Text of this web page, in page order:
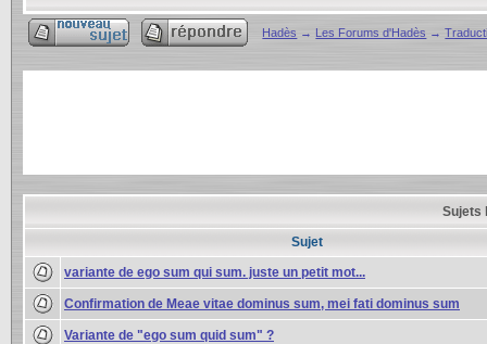
Hadès → Les Forums d'Hadès →
Sujets
Sujet
variante de ego sum qui sum. juste un petit mot...
Confirmation de Meae vitae dominus sum, mei fati dominus sum
Variante de "ego sum quid sum" ?